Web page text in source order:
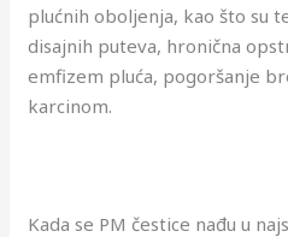
plućnih oboljenja, kao što su
disajnih puteva, hronična
emfizem pluća, pogoršanje
karcinom.
Kada se PM čestice nađu u